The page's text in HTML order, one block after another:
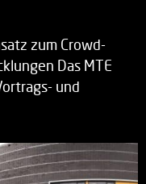
zum Crowd-
Das MTE
und